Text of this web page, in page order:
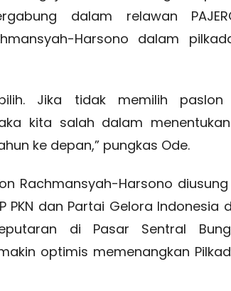
dalam relawan
Harsono dalam
Jika tidak memilih
kita salah dalam
ke depan,” pungkas Ode.
Rachmansyah-Harsono
PKN dan Partai Gelora Indonesia
di Pasar Sentral
optimis memenangkan